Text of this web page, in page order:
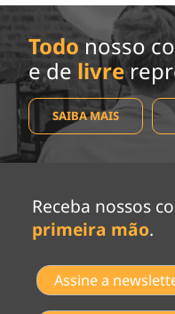
Todo nosso
e de livre
SAIBA MAIS
Receba nossos
primeira mão.
Assine a